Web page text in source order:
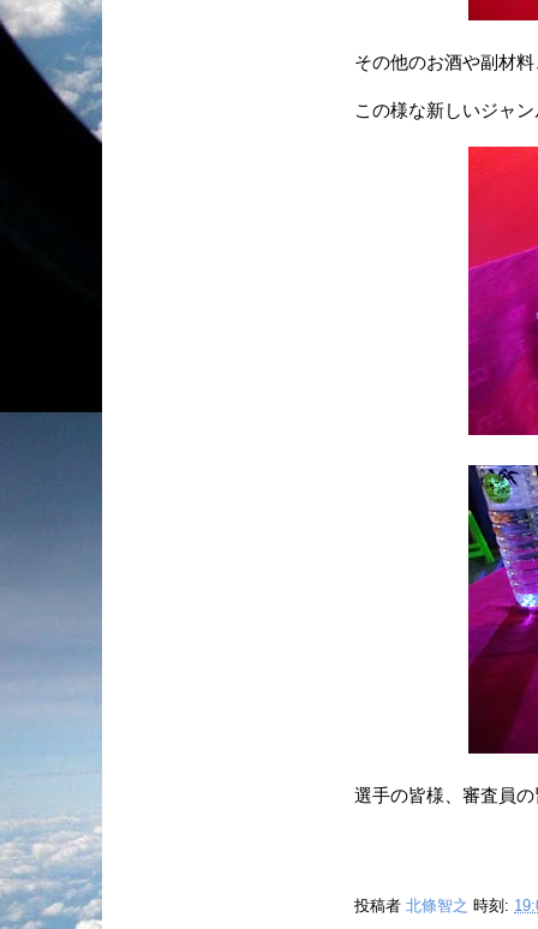
その他のお酒や副材
この様な新しいジャ
選手の皆様、審査員
投稿者 北條智之 時刻: